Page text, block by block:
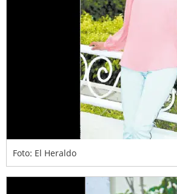
Foto: El Heraldo